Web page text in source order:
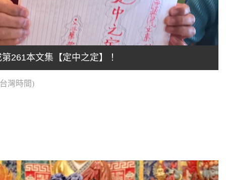
261本文集【定中之定】！
灣時間)